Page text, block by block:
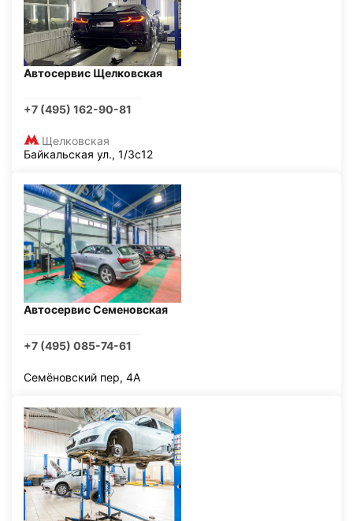
Автосервис Щелковская
+7 (495) 162-90-81
Щелковская
Байкальская ул., 1/3с12
Автосервис Семеновская
+7 (495) 085-74-61
Семёновский пер, 4А